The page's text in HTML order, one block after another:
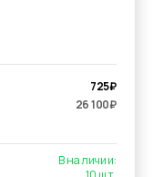
725₽
26 100₽
В наличии: